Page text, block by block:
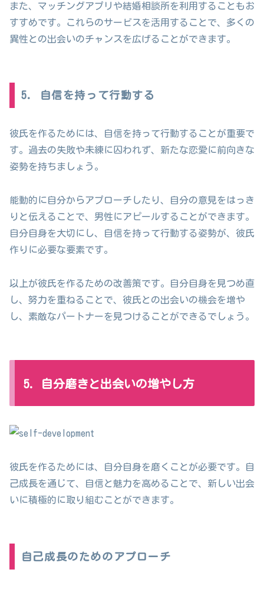
また、マッチングアプリや結婚相談所を利用することもお
すすめです。これらのサービスを活用することで、多くの
異性との出会いのチャンスを広げることができます。
5. 自信を持って行動する
彼氏を作るためには、自信を持って行動することが重要で
す。過去の失敗や未練に囚われず、新たな恋愛に前向きな
姿勢を持ちましょう。
能動的に自分からアプローチしたり、自分の意見をはっき
りと伝えることで、男性にアピールすることができます。
自分自身を大切にし、自信を持って行動する姿勢が、彼氏
作りに必要な要素です。
以上が彼氏を作るための改善策です。自分自身を見つめ直
し、努力を重ねることで、彼氏との出会いの機会を増や
し、素敵なパートナーを見つけることができるでしょう。
5. 自分磨きと出会いの増やし方
彼氏を作るためには、自分自身を磨くことが必要です。自
己成長を通じて、自信と魅力を高めることで、新しい出会
いに積極的に取り組むことができます。
自己成長のためのアプローチ